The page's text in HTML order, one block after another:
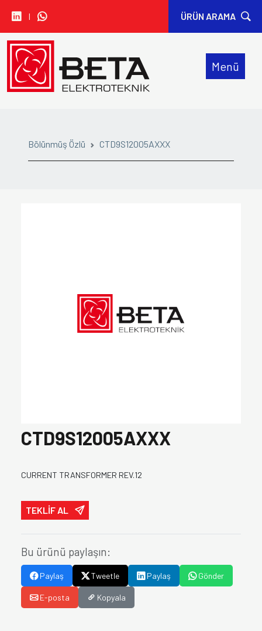
I ÜRÜN ARAMA
Menü
Bölünmüş Özlü CTD9S12005AXXX
CTD9S12005AXXX
CURRENT TRANSFORMER REV.12
TEKLİF AL
Bu ürünü paylaşın:
Paylaş Tweetle Paylaş Gönder
E-posta Kopyala
• CARLO GAVAZZI
• IDEM SAFETY